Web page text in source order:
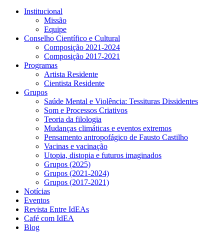
Institucional
Missão
Equipe
Conselho Científico e Cultural
Composição 2021-2024
Composição 2017-2021
Programas
Artista Residente
Cientista Residente
Grupos
Saúde Mental e Violência: Tessituras Dissidentes
Som e Processos Criativos
Teoria da filologia
Mudanças climáticas e eventos extremos
Pensamento antropofágico de Fausto Castilho
Vacinas e vacinação
Utopia, distopia e futuros imaginados
Grupos (2025)
Grupos (2021-2024)
Grupos (2017-2021)
Notícias
Eventos
Revista Entre IdEAs
Café com IdEA
Blog